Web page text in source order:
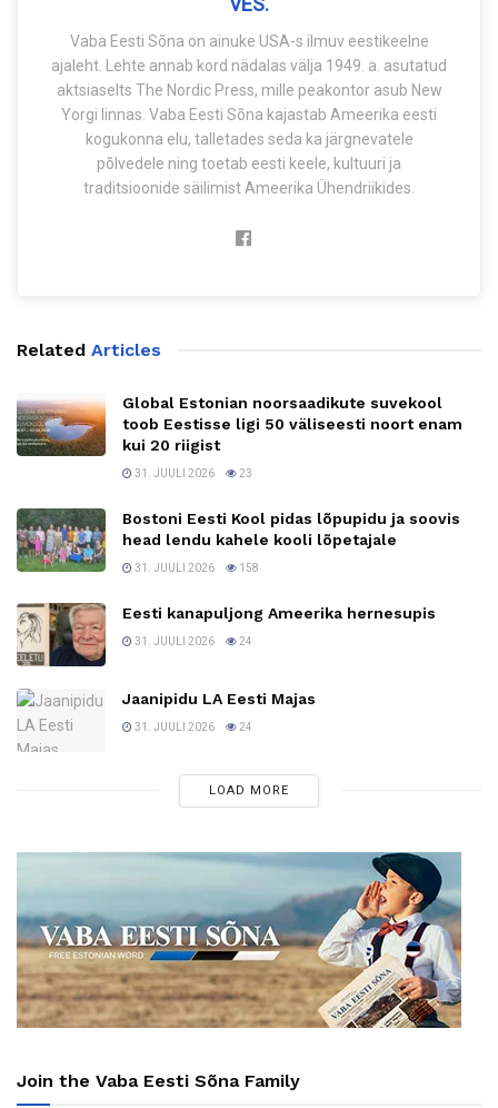
Vaba Eesti Sõna on ainuke USA-s ilmuv eestikeelne
ajaleht. Lehte annab kord nädalas välja 1949. a. asutatud
aktsiaselts The Nordic Press, mille peakontor asub New
Yorgi linnas. Vaba Eesti Sõna kajastab Ameerika eesti
kogukonna elu, talletades seda ka järgnevatele
põlvedele ning toetab eesti keele, kultuuri ja
traditsioonide säilimist Ameerika Ühendriikides.
Related Articles
Global Estonian noorsaadikute suvekool
toob Eestisse ligi 50 väliseesti noort enam
kui 20 riigist
31. JUULI 2026 23
Bostoni Eesti Kool pidas lõpupidu ja soovis
head lendu kahele kooli lõpetajale
31. JUULI 2026 158
Eesti kanapuljong Ameerika hernesupis
31. JUULI 2026 24
Jaanipidu LA Eesti Majas
31. JUULI 2026 24
LOAD MORE
Join the Vaba Eesti Sõna Family